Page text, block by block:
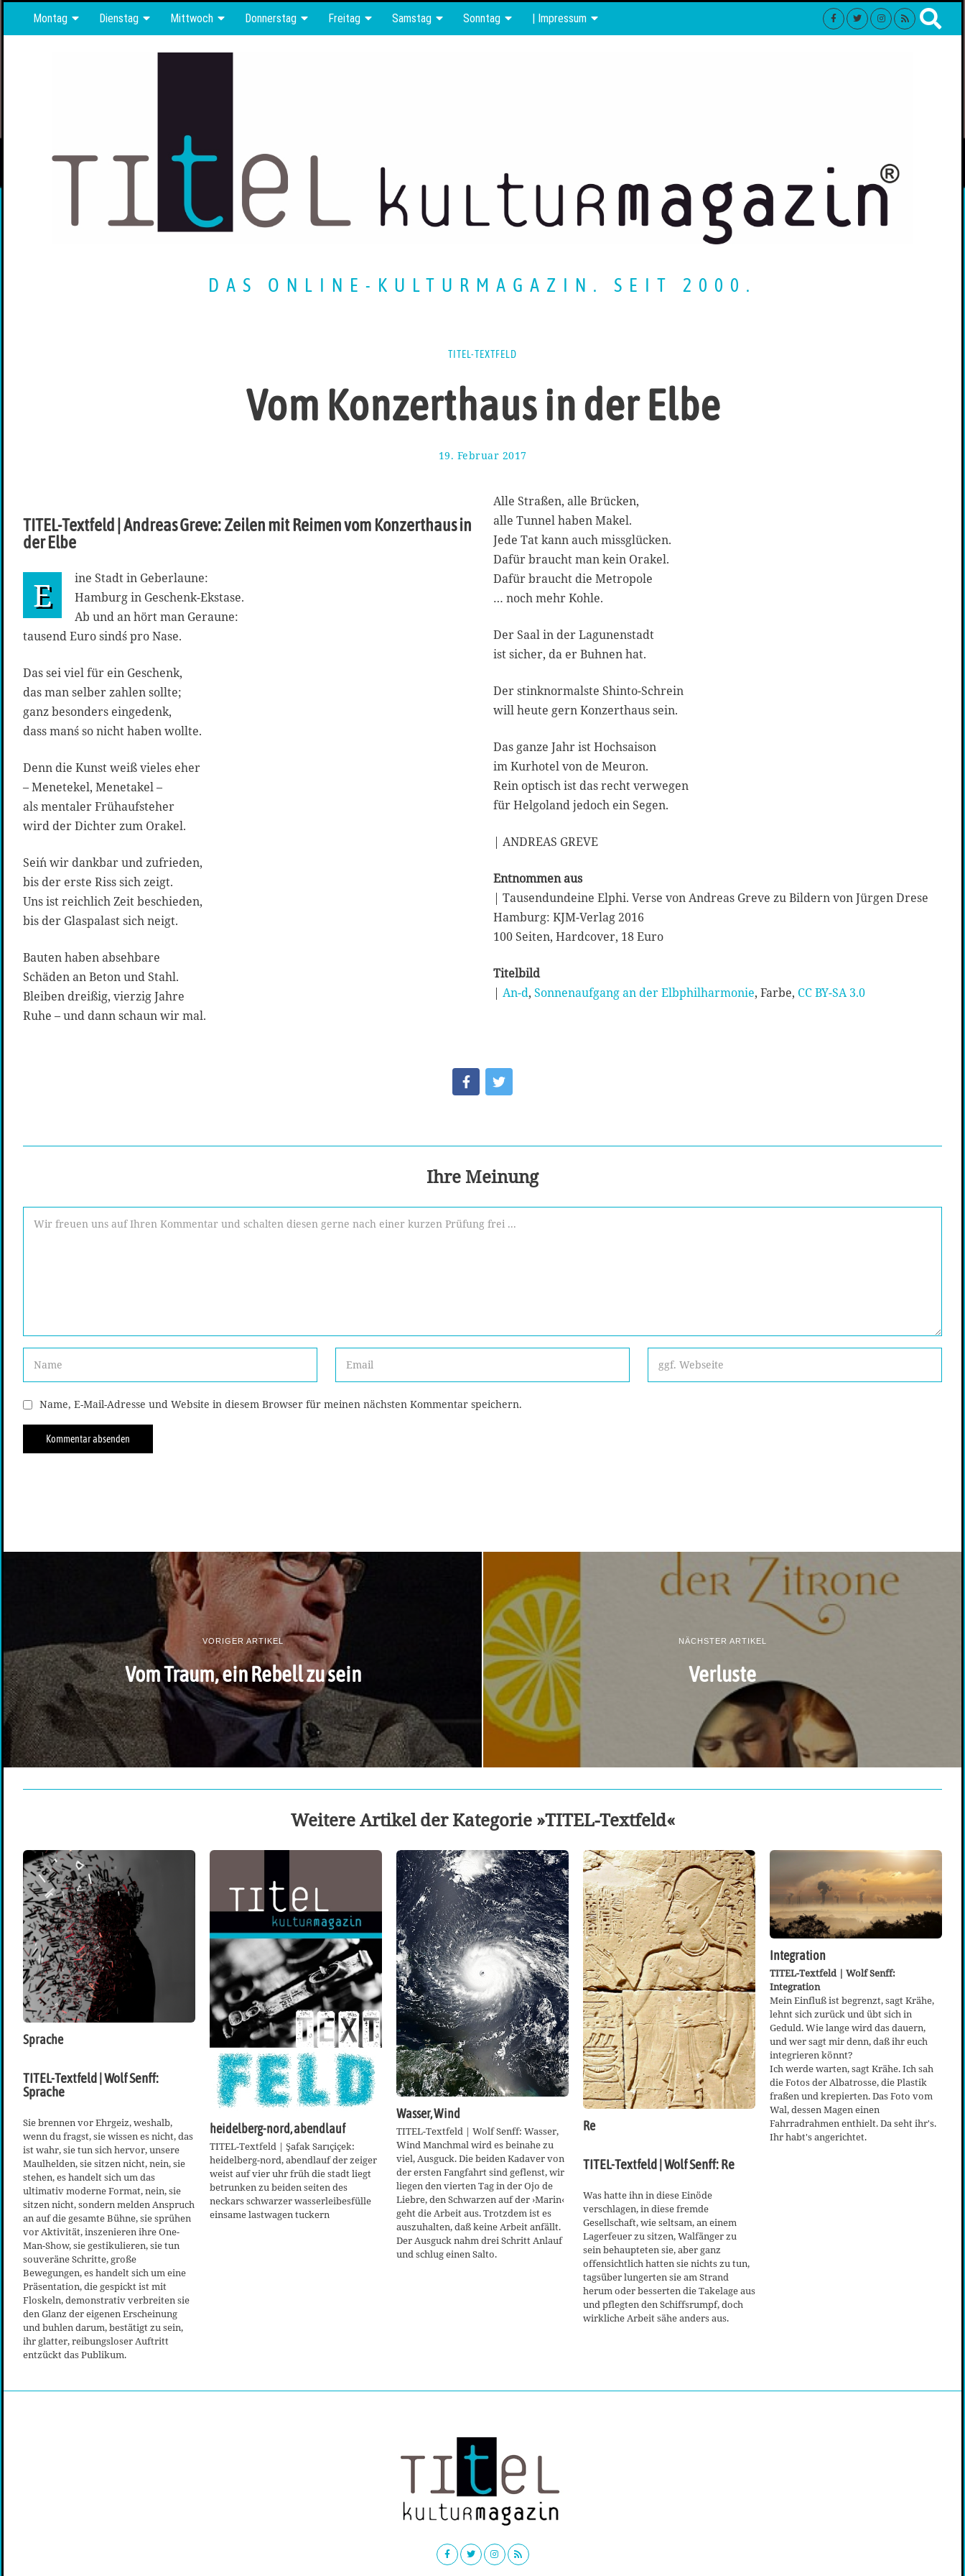
Montag Dienstag Mittwoch Donnerstag Freitag Samstag Sonntag | Impressum
DAS ONLINE-KULTURMAGAZIN. SEIT 2000.
TITEL-TEXTFELD
Vom Konzerthaus in der Elbe
19. Februar 2017
F
b
r
u
a
r
2
7
TITEL-Textfeld | Andreas Greve: Zeilen mit Reimen vom Konzerthaus in
der Elbe
E
ine Stadt in Geberlaune:
Hamburg in Geschenk-Ekstase.
Ab und an hört man Geraune:
tausend Euro sind´s pro Nase.
Das sei viel für ein Geschenk,
das man selber zahlen sollte;
ganz besonders eingedenk,
dass man´s so nicht haben wollte.
Denn die Kunst weiß vieles eher
– Menetekel, Menetakel –
als mentaler Frühaufsteher
wird der Dichter zum Orakel.
Sei´n wir dankbar und zufrieden,
bis der erste Riss sich zeigt.
Uns ist reichlich Zeit beschieden,
bis der Glaspalast sich neigt.
Bauten haben absehbare
Schäden an Beton und Stahl.
Bleiben dreißig, vierzig Jahre
Ruhe – und dann schaun wir mal.
Alle Straßen, alle Brücken,
alle Tunnel haben Makel.
Jede Tat kann auch missglücken.
Dafür braucht man kein Orakel.
Dafür braucht die Metropole
… noch mehr Kohle.
Der Saal in der Lagunenstadt
ist sicher, da er Buhnen hat.
Der stinknormalste Shinto-Schrein
will heute gern Konzerthaus sein.
Das ganze Jahr ist Hochsaison
im Kurhotel von de Meuron.
Rein optisch ist das recht verwegen
für Helgoland jedoch ein Segen.
| ANDREAS GREVE
Entnommen aus
| Tausendundeine Elphi. Verse von Andreas Greve zu Bildern von Jürgen Drese
Hamburg: KJM-Verlag 2016
100 Seiten, Hardcover, 18 Euro
Titelbild
| An-d, Sonnenaufgang an der Elbphilharmonie, Farbe, CC BY-SA 3.0
Ihre Meinung
Name, E-Mail-Adresse und Website in diesem Browser für meinen nächsten Kommentar speichern.
VORIGER ARTIKEL
Vom Traum, ein Rebell zu sein
NÄCHSTER ARTIKEL
Verluste
Weitere Artikel der Kategorie »TITEL-Textfeld«
Sprache
TITEL-Textfeld | Wolf Senff:
Sprache
Sie brennen vor Ehrgeiz, weshalb,
wenn du fragst, sie wissen es nicht, das
ist wahr, sie tun sich hervor, unsere
Maulhelden, sie sitzen nicht, nein, sie
stehen, es handelt sich um das
ultimativ moderne Format, nein, sie
sitzen nicht, sondern melden Anspruch
an auf die gesamte Bühne, sie sprühen
vor Aktivität, inszenieren ihre One-
Man-Show, sie gestikulieren, sie tun
souveräne Schritte, große
Bewegungen, es handelt sich um eine
Präsentation, die gespickt ist mit
Floskeln, demonstrativ verbreiten sie
den Glanz der eigenen Erscheinung
und buhlen darum, bestätigt zu sein,
ihr glatter, reibungsloser Auftritt
entzückt das Publikum.
heidelberg-nord, abendlauf
TITEL-Textfeld | Şafak Sarıçiçek:
heidelberg-nord, abendlauf der zeiger
weist auf vier uhr früh die stadt liegt
betrunken zu beiden seiten des
neckars schwarzer wasserleibesfülle
einsame lastwagen tuckern
Wasser, Wind
TITEL-Textfeld | Wolf Senff: Wasser,
Wind Manchmal wird es beinahe zu
viel, Ausguck. Die beiden Kadaver von
der ersten Fangfahrt sind geflenst, wir
liegen den vierten Tag in der Ojo de
Liebre, den Schwarzen auf der ›Marin‹
geht die Arbeit aus. Trotzdem ist es
auszuhalten, daß keine Arbeit anfällt.
Der Ausguck nahm drei Schritt Anlauf
und schlug einen Salto.
Re
TITEL-Textfeld | Wolf Senff: Re
Was hatte ihn in diese Einöde
verschlagen, in diese fremde
Gesellschaft, wie seltsam, an einem
Lagerfeuer zu sitzen, Walfänger zu
sein behaupteten sie, aber ganz
offensichtlich hatten sie nichts zu tun,
tagsüber lungerten sie am Strand
herum oder besserten die Takelage aus
und pflegten den Schiffsrumpf, doch
wirkliche Arbeit sähe anders aus.
Integration
TITEL-Textfeld | Wolf Senff:
Integration
Mein Einfluß ist begrenzt, sagt Krähe,
lehnt sich zurück und übt sich in
Geduld. Wie lange wird das dauern,
und wer sagt mir denn, daß ihr euch
integrieren könnt?
Ich werde warten, sagt Krähe. Ich sah
die Fotos der Albatrosse, die Plastik
fraßen und krepierten. Das Foto vom
Wal, dessen Magen einen
Fahrradrahmen enthielt. Da seht ihr's.
Ihr habt's angerichtet.